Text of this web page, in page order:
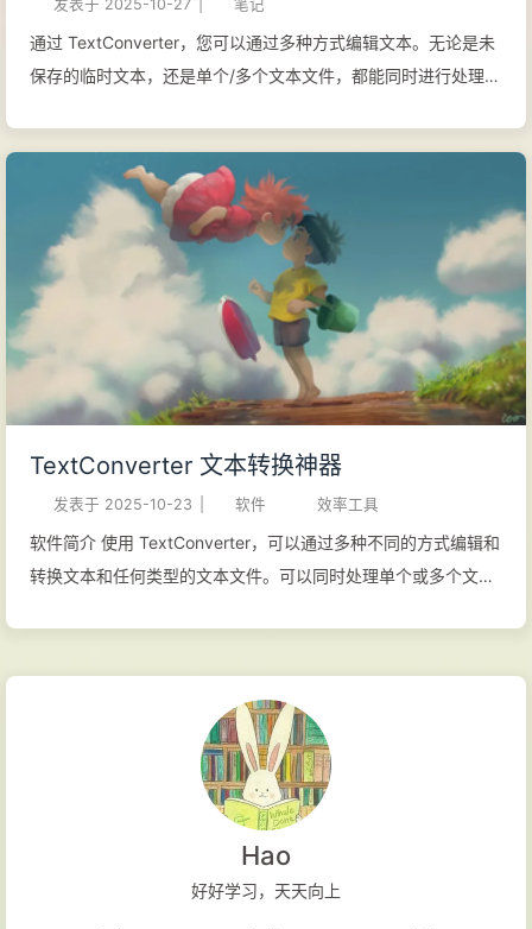
发表于 2025-10-27 笔记
通过 TextConverter，您可以通过多种方式编辑文本。无论是未
保存的临时文本，还是单个/多个文本文件，都能同时进行处理。
本时，可将内容复制到"原始文本"区域，或直接在该区域输入 操
作功能与操作列表 在右侧 “Actions” 面板中可配置文本修改方
案，操作功能分为以下类别： 文本：全文编辑操作（如替换、插
入、删除） 行处理：行级操作（如删除/复制/移动行，或在特定
行内执行替换等操作） CSV：CSV文件专用编辑（如针对特定单
元格操作，复制/删除/重排列） XML：XML文件处理（编辑元
素、标签、属性或内部文本） 文件：文件级操作（如拆分文件、
合并多文件、更改换行符类型或文件编码） 您还可以通过 “操作
表” 中可创建针对本板块的操作序列 在全局 “操作列表” 中可创建
跨板块混合操作序列（支持任...
TextConverter 文本转换神器
发表于 2025-10-23 软件 效率工具
软件简介 使用 TextConverter，可以通过多种不同的方式编辑和
转换文本和任何类型的文本文件。可以同时处理单个或多个文本
处理的文件并输入第一次修改后，您已经看到了第一个结果，并
且可以将文件保存为新文件。您可以在职能中深入了解任何细
节，并利用越来越多的机会。尽管如此，该程序的界面对于普通
用户来说也很清晰。 批处理： 它可以同时处理任意数量的文本
文件。通过从文件列表中计算机的任何文件夹拖动文件，可以轻
松地将文件添加到程序中。此外，还可以打开单个文件或在文件
Hao
好好学习，天天向上